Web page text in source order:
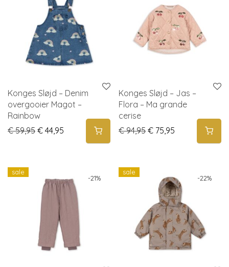
Konges Sløjd – Denim
overgooier Magot –
Rainbow
€59,95 Original price was: € 59,95.
€ 44,95 Current price is: € 44,95.
Konges Sløjd – Jas –
Flora – Ma grande
cerise
€94,95 Original price was: €
€ 75,95 Current price
-21%
sale
-22%
sale